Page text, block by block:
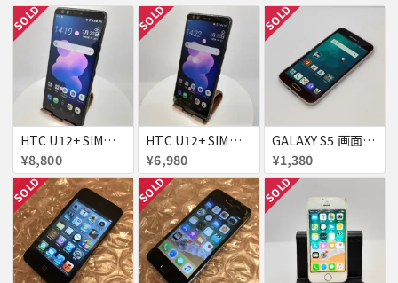
SOLD
HTC U12+ SIMフリー 354395090093622
¥8,800
SOLD
HTC U12+ SIMフリー 354395090091634
¥6,980
SOLD
GALAXY S5 画面焼け docomo SC-04F
¥1,380
SOLD SOLD SOLD